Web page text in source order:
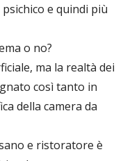
e quindi più
o no?
ma la realtà dei
così tanto in
della camera da
e ristoratore è